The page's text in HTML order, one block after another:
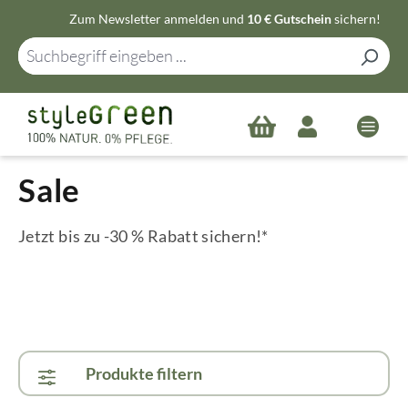
Zum Hauptinhalt springen
Zum Newsletter anmelden und 10 € Gutscheinsichern!
Sale
Jetzt bis zu -30 % Rabatt sichern!*
Produkte filtern